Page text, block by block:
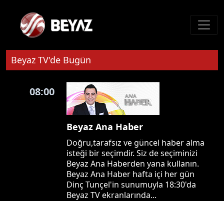
Beyaz TV'de Bugün
08:00
Beyaz Ana Haber
Doğru,tarafsız ve güncel haber alma
isteği bir seçimdir. Siz de seçiminizi
Beyaz Ana Haberden yana kullanın.
Beyaz Ana Haber hafta içi her gün
Dinç Tunçel'in sunumuyla 18:30'da
Beyaz TV ekranlarında...